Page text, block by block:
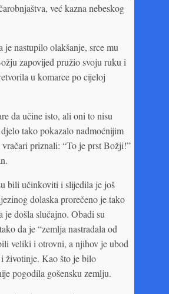
već kazna nebeskog
nastupilo olakšanje, srce mu
zapovijed pružio svoju ruku i
u komarce po cijeloj
da učine isto, ali oni to nisu
tako pokazalo nadmoćnijim
priznali: “To je prst Božji!”
bili učinkoviti i slijedila je još
dolaska prorečeno je tako
je došla slučajno. Obadi su
da je “zemlja nastradala od
veliki i otrovni, a njihov je ubod
životinje. Kao što je bilo
pogodila gošensku zemlju.